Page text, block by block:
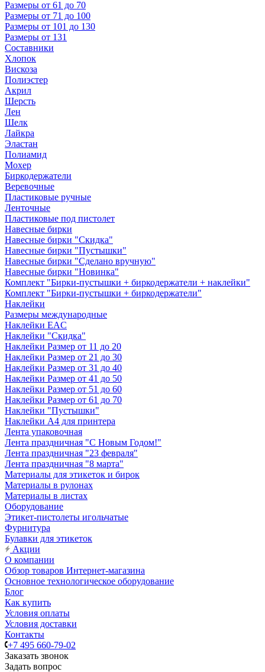
Размеры от 61 до 70
Размеры от 71 до 100
Размеры от 101 до 130
Размеры от 131
Составники
Хлопок
Вискоза
Полиэстер
Акрил
Шерсть
Лен
Шелк
Лайкра
Эластан
Полиамид
Мохер
Биркодержатели
Веревочные
Пластиковые ручные
Ленточные
Пластиковые под пистолет
Навесные бирки
Навесные бирки "Скидка"
Навесные бирки "Пустышки"
Навесные бирки "Сделано вручную"
Навесные бирки "Новинка"
Комплект "Бирки-пустышки + биркодержатели + наклейки"
Комплект "Бирки-пустышки + биркодержатели"
Наклейки
Размеры международные
Наклейки EAC
Наклейки "Скидка"
Наклейки Размер от 11 до 20
Наклейки Размер от 21 до 30
Наклейки Размер от 31 до 40
Наклейки Размер от 41 до 50
Наклейки Размер от 51 до 60
Наклейки Размер от 61 до 70
Наклейки "Пустышки"
Наклейки А4 для принтера
Лента упаковочная
Лента праздничная "С Новым Годом!"
Лента праздничная "23 февраля"
Лента праздничная "8 марта"
Материалы для этикеток и бирок
Материалы в рулонах
Материалы в листах
Оборудование
Этикет-пистолеты игольчатые
Фурнитура
Булавки для этикеток
Акции
О компании
Обзор товаров Интернет-магазина
Основное технологическое оборудование
Блог
Как купить
Условия оплаты
Условия доставки
Контакты
+7 495 660-79-02
Заказать звонок
Задать вопрос